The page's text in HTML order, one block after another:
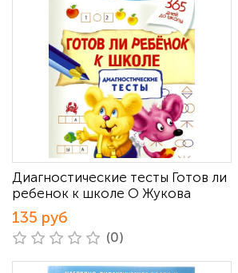
Диагностические тесты Готов ли
ребенок к школе О Жукова
135 руб
(0)